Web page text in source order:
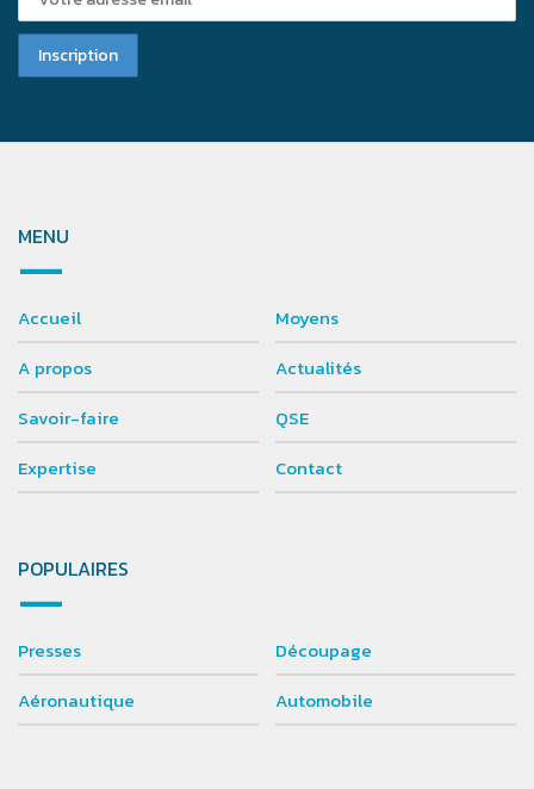
MENU
Accueil
A propos
Savoir-faire
Expertise
Moyens
Actualités
QSE
Contact
POPULAIRES
Presses
Aéronautique
Découpage
Automobile